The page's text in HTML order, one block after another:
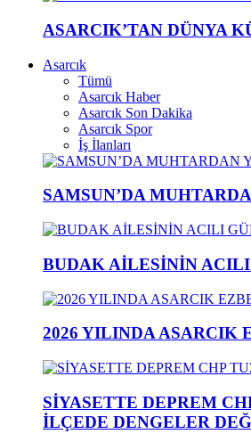
ASARCIK’TAN DÜNYA
Asarcık
Tümü
Asarcık Haber
Asarcık Son Dakika
Asarcık Spor
İş İlanları
SAMSUN’DA
BUDAK AİLESİNİN
2026 YILINDA ASARCIK
SİYASETTE DEPREM
İLÇEDE DENGELER